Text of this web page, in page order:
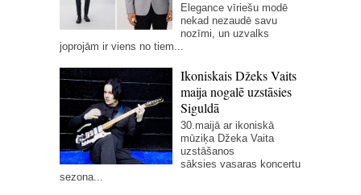
Elegance vīriešu modē
nekad nezaudē savu
nozīmi, un uzvalks
joprojām ir viens no tiem...
Ikoniskais Džeks Vaits
maija nogalē uzstāsies
Siguldā
30.maijā ar ikoniskā
mūziķa Džeka Vaita
uzstāšanos
sāksies vasaras koncertu
sezona...